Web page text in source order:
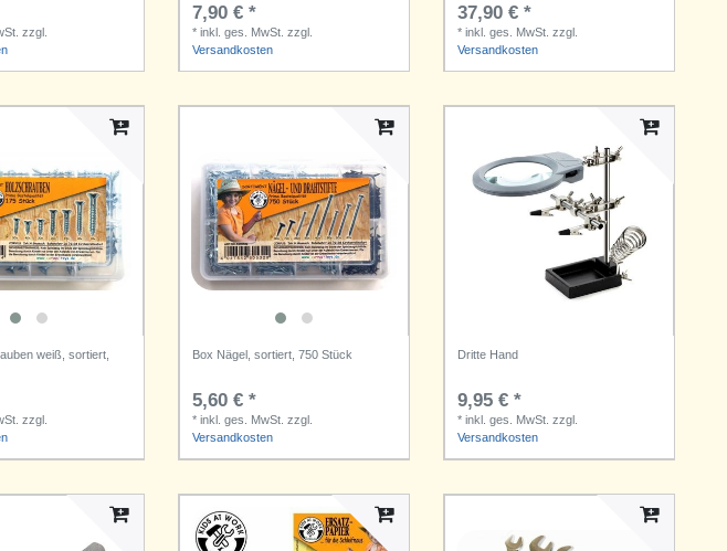
zzgl.
7,90 € *
* inkl. ges. MwSt. zzgl.
Versandkosten
37,90 € *
* inkl. ges. MwSt. zzgl.
Versandkosten
weiß, sortiert,
zzgl.
Box Nägel, sortiert, 750 Stück
5,60 € *
* inkl. ges. MwSt. zzgl.
Versandkosten
Dritte Hand
9,95 € *
* inkl. ges. MwSt. zzgl.
Versandkosten